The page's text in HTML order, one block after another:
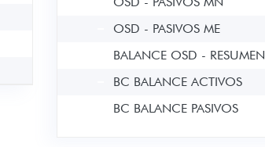
OSD - PASIVOS ME
BALANCE OSD - RESUMEN
BC BALANCE ACTIVOS
BC BALANCE PASIVOS